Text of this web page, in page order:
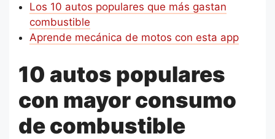
Los 10 autos populares que más gastan
combustible
Aprende mecánica de motos con esta app
10 autos populares
con mayor consumo
de combustible